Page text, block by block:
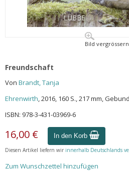
Bild vergrössern
Freundschaft
Von Brandt, Tanja
Ehrenwirth, 2016, 160 S., 217 mm,
ISBN: 978-3-431-03969-6
16,00 € In den Korb
Diesen Artikel liefern wir innerhalb Deutschlands
Zum Wunschzettel hinzufügen